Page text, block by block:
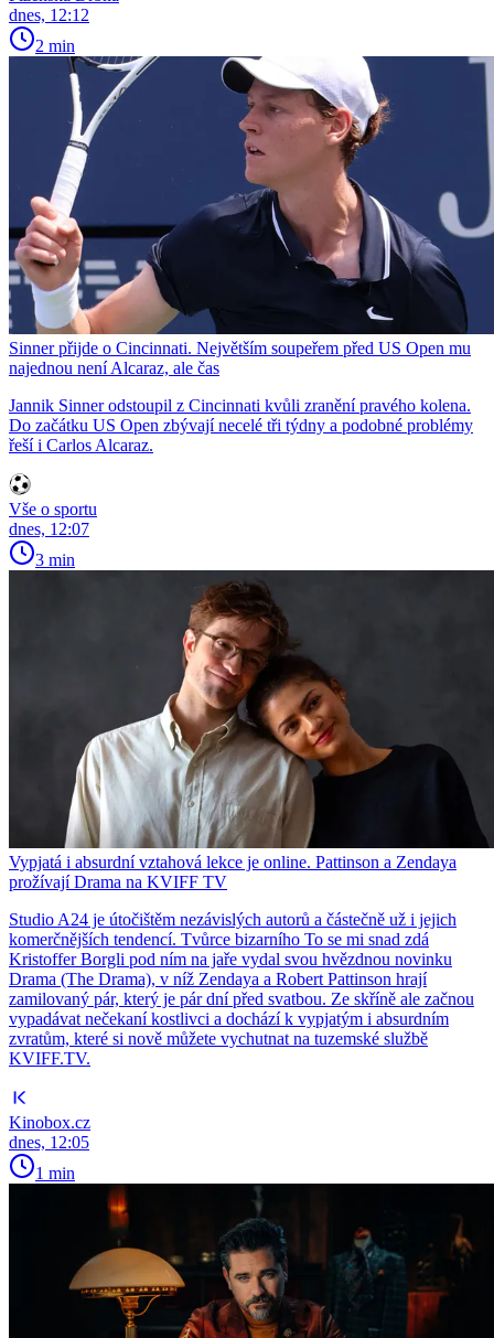
dnes, 12:12
2 min
Sinner přijde o Cincinnati. Největším soupeřem před US Open mu
najednou není Alcaraz, ale čas
Jannik Sinner odstoupil z Cincinnati kvůli zranění pravého kolena.
Do začátku US Open zbývají necelé tři týdny a podobné problémy
řeší i Carlos Alcaraz.
Vše o sportu
dnes, 12:07
3 min
Vypjatá i absurdní vztahová lekce je online. Pattinson a Zendaya
prožívají Drama na KVIFF TV
Studio A24 je útočištěm nezávislých autorů a částečně už i jejich
komerčnějších tendencí. Tvůrce bizarního To se mi snad zdá
Kristoffer Borgli pod ním na jaře vydal svou hvězdnou novinku
Drama (The Drama), v níž Zendaya a Robert Pattinson hrají
zamilovaný pár, který je pár dní před svatbou. Ze skříně ale začnou
vypadávat nečekaní kostlivci a dochází k vypjatým i absurdním
zvratům, které si nově můžete vychutnat na tuzemské službě
KVIFF.TV.
Kinobox.cz
dnes, 12:05
1 min